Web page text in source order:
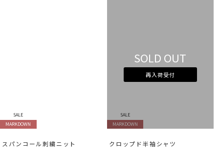
SALE
MARKDOWN
スパンコール刺繍ニット
SOLD OUT
再入荷受付
SALE
MARKDOWN
クロップド半袖シャツ